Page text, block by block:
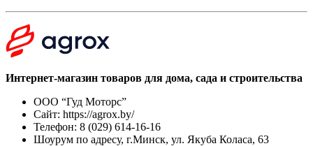
Интернет-магазин товаров для дома, сада и строительства
ООО “Гуд Моторс”
Сайт: https://agrox.by/
Телефон: 8 (029) 614-16-16
Шоурум по адресу, г.Минск, ул. Якуба Коласа, 63